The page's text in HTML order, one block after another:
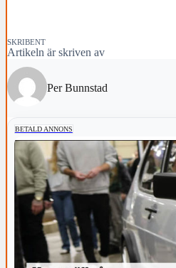
SKRIBENT
Artikeln är skriven av
Per Bunnstad
BETALD ANNONS